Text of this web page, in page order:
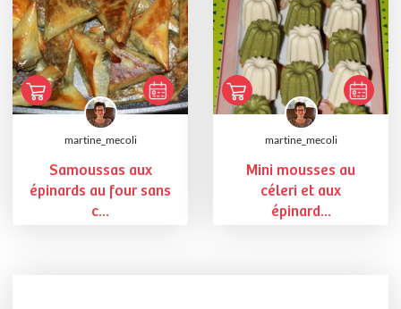
martine_mecoli
Samoussas aux
épinards au four sans
c...
martine_mecoli
Mini mousses au
céleri et aux
épinard...